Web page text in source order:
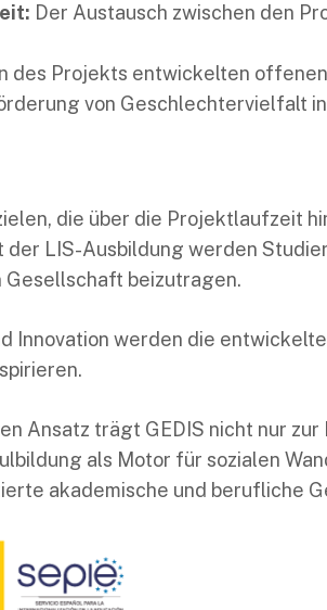
Der Austausch zwischen den
des Projekts entwickelten
von Geschlechtervielfalt
die über die Projektlaufzeit
LIS-Ausbildung werden
beizutragen.
Innovation werden die
Ansatz trägt GEDIS nicht nur
als Motor für sozialen
akademische und berufliche